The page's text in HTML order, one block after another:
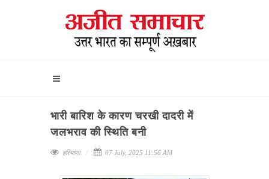
भारी बारिश के कारण चरखी दादरी में
जलभराव की स्थिति बनी
हरियाणा 07 July, 2025 11:56 AM